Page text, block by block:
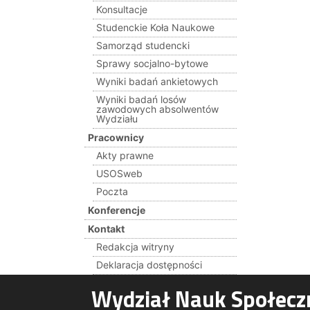
Konsultacje
Studenckie Koła Naukowe
Samorząd studencki
Sprawy socjalno-bytowe
Wyniki badań ankietowych
Wyniki badań losów
zawodowych absolwentów
Wydziału
Pracownicy
Akty prawne
USOSweb
Poczta
Konferencje
Kontakt
Redakcja witryny
Deklaracja dostępności
Wydział Nauk